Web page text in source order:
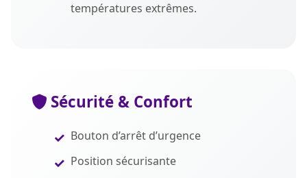
températures extrêmes.
Sécurité & Confort
Bouton d’arrêt d’urgence
Position sécurisante